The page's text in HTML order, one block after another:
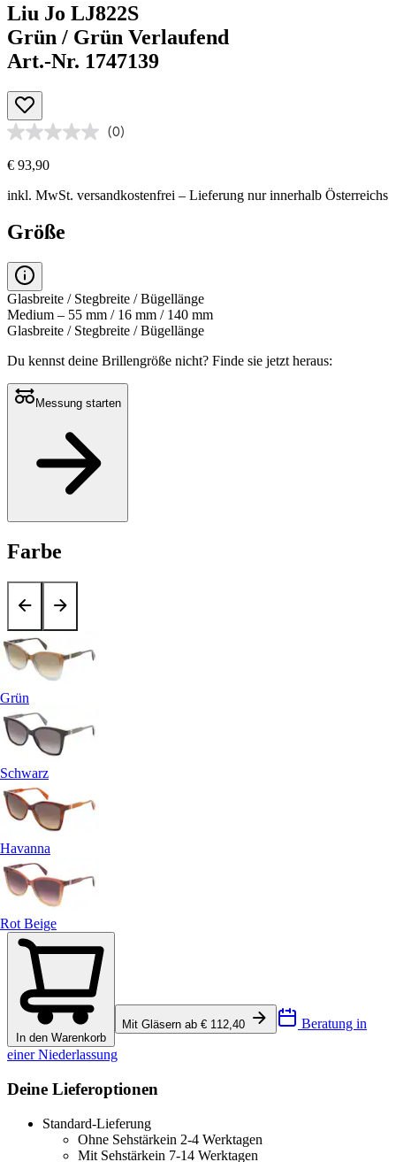
Liu Jo LJ822S
Grün / Grün Verlaufend
Art.-Nr. 1747139
(0)
€ 93,90
inkl. MwSt. versandkostenfrei – Lieferung nur innerhalb Österreichs
Größe
Glasbreite / Stegbreite / Bügellänge
Medium – 55 mm / 16 mm / 140 mm
Glasbreite / Stegbreite / Bügellänge
Du kennst deine Brillengröße nicht? Finde sie jetzt heraus:
Messung starten
Farbe
Grün
Schwarz
Havanna
Rot Beige
In den Warenkorb
Mit Gläsern ab € 112,40 Beratung in
einer Niederlassung
Deine Lieferoptionen
Standard-Lieferung
Ohne Sehstärkein 2-4 Werktagen
Mit Sehstärkein 7-14 Werktagen